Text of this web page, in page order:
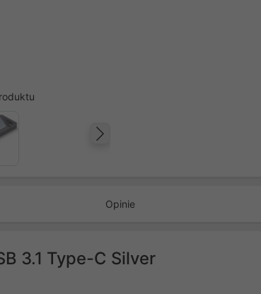
Opinie
3.1 Type-C Silver